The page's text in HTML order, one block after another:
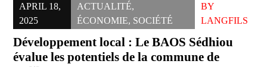
APRIL 18,
2025
ACTUALITÉ,
ÉCONOMIE, SOCIÉTÉ
BY
LANGFILS
Développement local : Le BAOS Sédhiou
évalue les potentiels de la commune de